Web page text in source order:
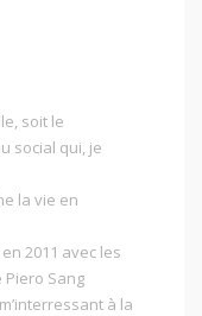
soit le
social qui, je
la vie en
2011 avec les
Sang
à la